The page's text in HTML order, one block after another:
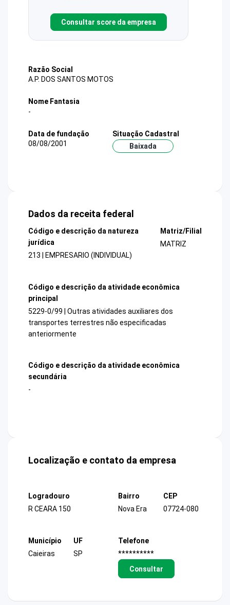
Consultar score da empresa
Razão Social
A.P. DOS SANTOS MOTOS
Nome Fantasia
-
Data de fundação
08/08/2001
Situação Cadastral
Baixada
Dados da receita federal
Código e descrição da natureza
jurídica
213 | EMPRESARIO (INDIVIDUAL)
Matriz/Filial
MATRIZ
Código e descrição da atividade econômica
principal
5229-0/99 | Outras atividades auxiliares dos
transportes terrestres não especificadas
anteriormente
Código e descrição da atividade econômica
secundária
-
Localização e contato da empresa
Logradouro
R CEARA 150
Bairro
Nova Era
CEP
07724-080
Município
Caieiras
UF
SP
Telefone
**********
Consultar